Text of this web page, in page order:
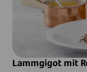
Lammgigot mit